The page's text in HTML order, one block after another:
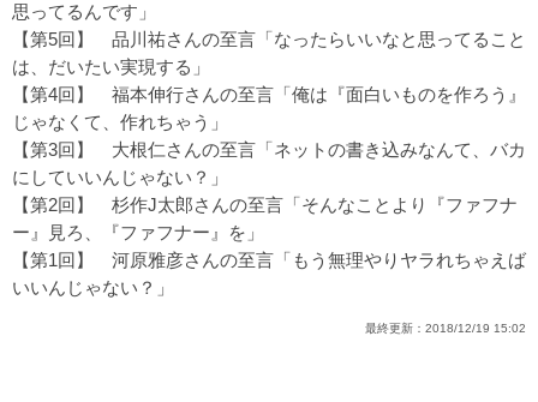
思ってるんです」
【第5回】 品川祐さんの至言「なったらいいなと思ってること
は、だいたい実現する」
【第4回】 福本伸行さんの至言「俺は『面白いものを作ろう』
じゃなくて、作れちゃう」
【第3回】 大根仁さんの至言「ネットの書き込みなんて、バカ
にしていいんじゃない？」
【第2回】 杉作J太郎さんの至言「そんなことより『ファフナ
ー』見ろ、『ファフナー』を」
【第1回】 河原雅彦さんの至言「もう無理やりヤラれちゃえば
いいんじゃない？」
最終更新： 2018/12/19 15:02